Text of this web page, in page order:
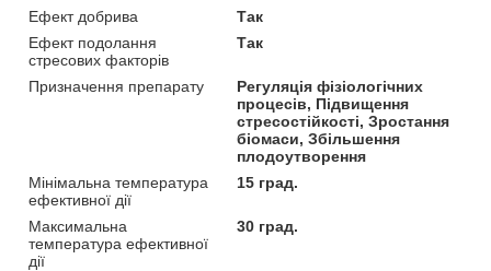
Ефект добрива
Так
Ефект подолання
стресових факторів
Так
Призначення препарату
Регуляція фізіологічних
процесів, Підвищення
стресостійкості, Зростання
біомаси, Збільшення
плодоутворення
Мінімальна температура
ефективної дії
15 град.
Максимальна
температура ефективної
дії
30 град.